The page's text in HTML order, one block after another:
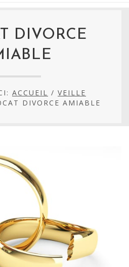
DIVORCE
ACCUEIL / VEILLE
DIVORCE AMIABLE